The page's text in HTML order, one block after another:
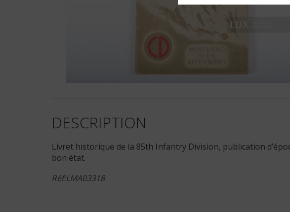
DESCRIPTION
Livret historique de la 85th Infantry Division, publication
bon état.
Réf:LMA03318